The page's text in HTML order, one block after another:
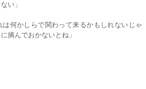
い」
は何かしらで関わって来るかもしれないじゃ
摘んでおかないとね」